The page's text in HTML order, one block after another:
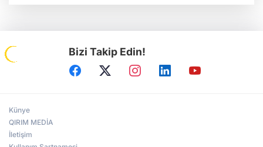
Bizi Takip Edin!
Künye
QIRIM MEDİA
İletişim